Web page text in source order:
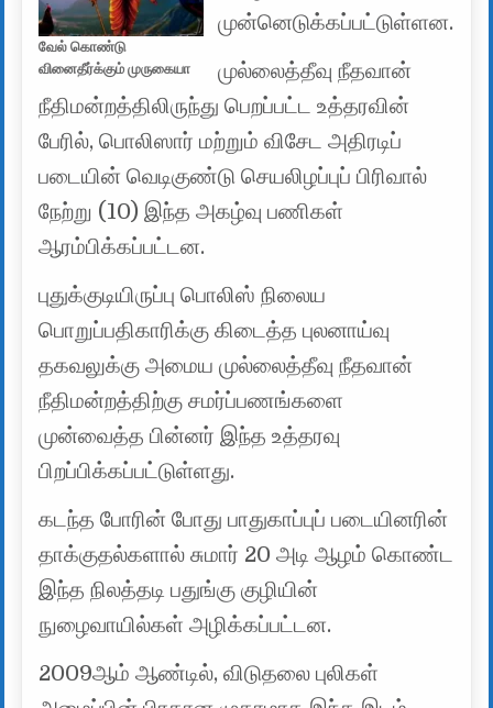
வேல் கொண்டு
வினைதீர்க்கும் முருகையா
முன்னெடுக்கப்பட்டுள்ளன.
முல்லைத்தீவு நீதவான்
நீதிமன்றத்திலிருந்து பெறப்பட்ட உத்தரவின்
பேரில், பொலிஸார் மற்றும் விசேட அதிரடிப்
படையின் வெடிகுண்டு செயலிழப்புப் பிரிவால்
நேற்று (10) இந்த அகழ்வு பணிகள்
ஆரம்பிக்கப்பட்டன.
புதுக்குடியிருப்பு பொலிஸ் நிலைய
பொறுப்பதிகாரிக்கு கிடைத்த புலனாய்வு
தகவலுக்கு அமைய முல்லைத்தீவு நீதவான்
நீதிமன்றத்திற்கு சமர்ப்பணங்களை
முன்வைத்த பின்னர் இந்த உத்தரவு
பிறப்பிக்கப்பட்டுள்ளது.
கடந்த போரின் போது பாதுகாப்புப் படையினரின்
தாக்குதல்களால் சுமார் 20 அடி ஆழம் கொண்ட
இந்த நிலத்தடி பதுங்கு குழியின்
நுழைவாயில்கள் அழிக்கப்பட்டன.
2009ஆம் ஆண்டில், விடுதலை புலிகள்